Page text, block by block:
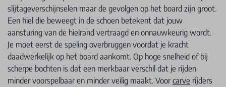
slijtageverschijnselen maar de gevolgen op het board zijn groot.
Een hiel die beweegt in de schoen betekent dat jouw
aansturing van de hielrand vertraagd en onnauwkeurig wordt.
Je moet eerst de speling overbruggen voordat je kracht
daadwerkelijk op het board aankomt. Op hoge snelheid of bij
scherpe bochten is dat een merkbaar verschil dat je rijden
minder voorspelbaar en minder veilig maakt. Voorcarve rijders